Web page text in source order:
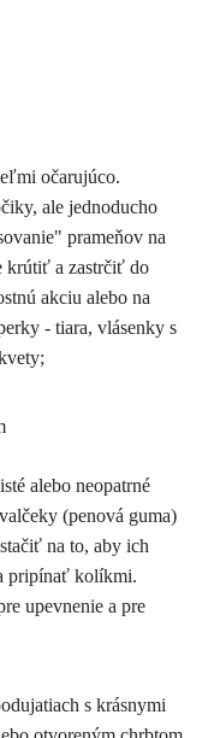
očarujúco.
ale jednoducho
prameňov na
krútiť a zastrčiť do
akciu alebo na
- tiara, vlásenky s
alebo neopatrné
(penová guma)
na to, aby ich
pripínať kolíkmi.
upevnenie a pre
s krásnymi